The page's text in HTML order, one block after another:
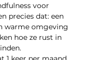
voor
precies dat: een
warme omgeving
hoe ze rust in